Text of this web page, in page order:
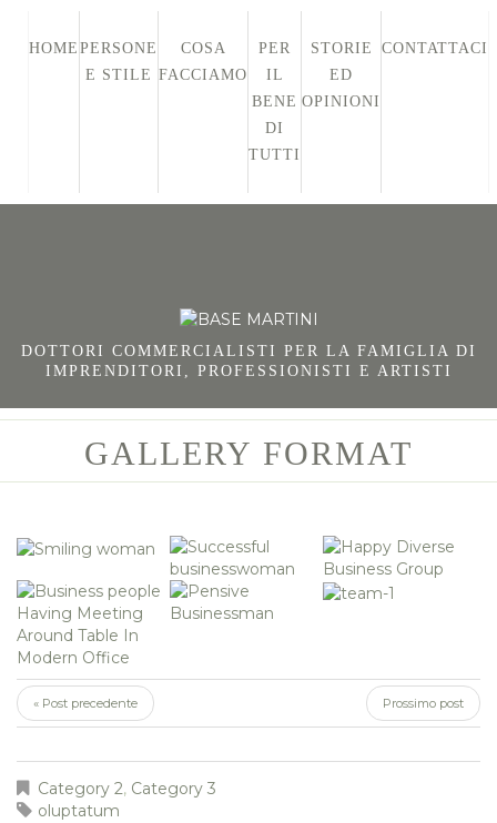
HOME PERSONE
E STILE
COSA
FACCIAMO
PER
IL
BENE
DI
TUTTI
STORIE
ED
OPINIONI
CONTATTACI
DOTTORI COMMERCIALISTI PER LA FAMIGLIA DI
IMPRENDITORI, PROFESSIONISTI E ARTISTI
GALLERY FORMAT
« Post precedente Prossimo post
Category 2, Category 3
oluptatum